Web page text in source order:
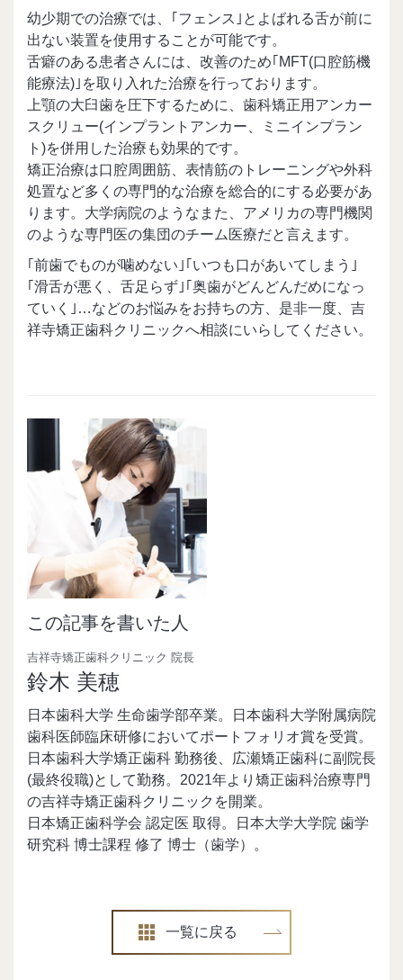
幼少期での治療では、｢フェンス｣とよばれる舌が前に
出ない装置を使用することが可能です。
舌癖のある患者さんには、改善のため｢MFT(口腔筋機
能療法)｣を取り入れた治療を行っております。
上顎の大臼歯を圧下するために、歯科矯正用アンカー
スクリュー(インプラントアンカー、ミニインプラン
ト)を併用した治療も効果的です。
矯正治療は口腔周囲筋、表情筋のトレーニングや外科
処置など多くの専門的な治療を総合的にする必要があ
ります。大学病院のようなまた、アメリカの専門機関
のような専門医の集団のチーム医療だと言えます。
｢前歯でものが噛めない｣｢いつも口があいてしまう｣
｢滑舌が悪く、舌足らず｣｢奥歯がどんどんだめになっ
ていく｣…などのお悩みをお持ちの方、是非一度、吉
祥寺矯正歯科クリニックへ相談にいらしてください。
この記事を書いた人
吉祥寺矯正歯科クリニック 院長
鈴木 美穂
日本歯科大学 生命歯学部卒業。日本歯科大学附属病院
歯科医師臨床研修においてポートフォリオ賞を受賞。
日本歯科大学矯正歯科 勤務後、広瀬矯正歯科に副院長
(最終役職)として勤務。2021年より矯正歯科治療専門
の吉祥寺矯正歯科クリニックを開業。
日本矯正歯科学会 認定医 取得。日本大学大学院 歯学
研究科 博士課程 修了 博士（歯学）。
一覧に戻る